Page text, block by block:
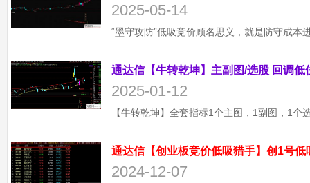
2025-05-14
2025-01-12
通达信【创业板竞价低吸猎手】创1号
2024-12-07